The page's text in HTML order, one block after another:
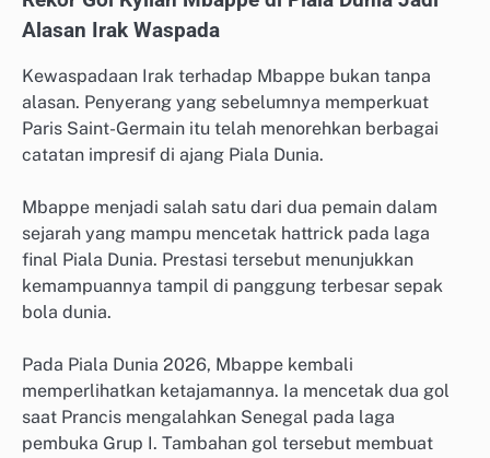
Alasan Irak Waspada
Kewaspadaan Irak terhadap Mbappe bukan tanpa
alasan. Penyerang yang sebelumnya memperkuat
Paris Saint-Germain itu telah menorehkan berbagai
catatan impresif di ajang Piala Dunia.
Mbappe menjadi salah satu dari dua pemain dalam
sejarah yang mampu mencetak hattrick pada laga
final Piala Dunia. Prestasi tersebut menunjukkan
kemampuannya tampil di panggung terbesar sepak
bola dunia.
Pada Piala Dunia 2026, Mbappe kembali
memperlihatkan ketajamannya. Ia mencetak dua gol
saat Prancis mengalahkan Senegal pada laga
pembuka Grup I. Tambahan gol tersebut membuat